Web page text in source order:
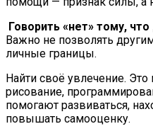
Говорить «нет» тому,
Важно не позволять
личные границы.
Найти своё увлечение.
рисование,
помогают развиваться,
повышать самооценку.